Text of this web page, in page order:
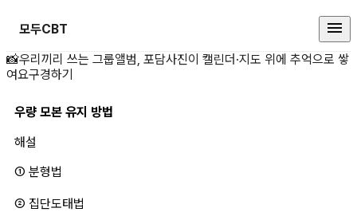
모두CBT
우량 모본 유지 방 상세 페이지
📸우리끼리 쓰는 그룹앨범, 포담사진이 캘린더·지도 위에 추억으로 쌓
여요구경하기
우량 모본 유지 방법
해설
① 분형법
② 집단도태법